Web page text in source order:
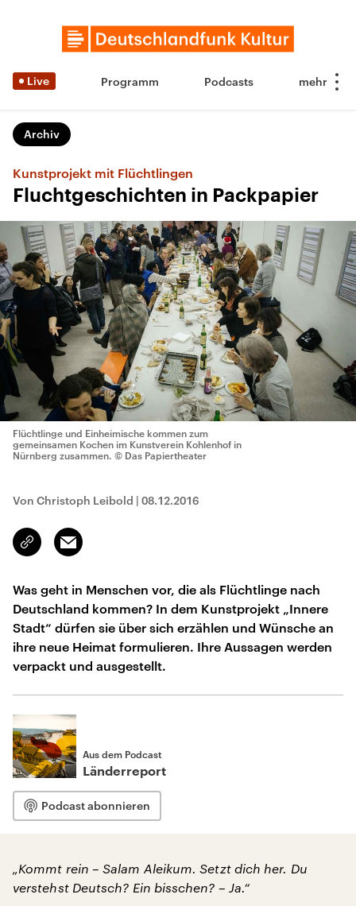
Live Programm Podcasts
Archiv
Kunstprojekt mit Flüchtlingen
Fluchtgeschichten in Packpapier
Flüchtlinge und Einheimische kommen zum
gemeinsamen Kochen im Kunstverein Kohlenhof in
Nürnberg zusammen. © Das Papiertheater
Von Christoph Leibold | 08.12.2016
Link
kopieren/teilen
Email
Was geht in Menschen vor, die als Flüchtlinge nach
Deutschland kommen? In dem Kunstprojekt „Innere
Stadt“ dürfen sie über sich erzählen und Wünsche an
ihre neue Heimat formulieren. Ihre Aussagen werden
verpackt und ausgestellt.
Aus dem Podcast
Länderreport
Podcast abonnieren
„Kommt rein – Salam Aleikum. Setzt dich her. Du
verstehst Deutsch? Ein bisschen? – Ja.“